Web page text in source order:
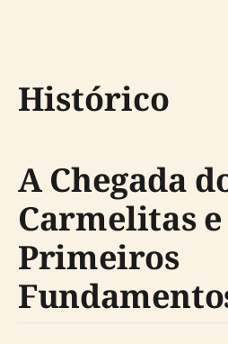
Histórico
A Chegada
Carmelitas e
Primeiros